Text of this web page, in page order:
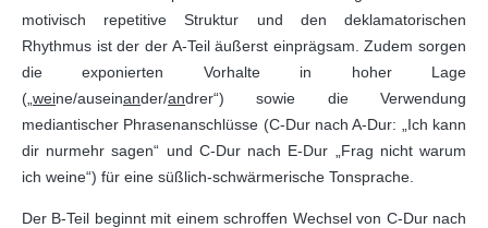
motivisch repetitive Struktur und den deklamatorischen
Rhythmus ist der der A-Teil äußerst einprägsam. Zudem sorgen
die exponierten Vorhalte in hoher Lage
(„ weine/auseinander/andrer“) sowie die Verwendung
mediantischer Phrasenanschlüsse (C-Dur nach A-Dur: „Ich kann
dir nurmehr sagen“ und C-Dur nach E-Dur „Frag nicht warum
ich weine“) für eine süßlich-schwärmerische Tonsprache.
Der B-Teil beginnt mit einem schroffen Wechsel von C-Dur nach